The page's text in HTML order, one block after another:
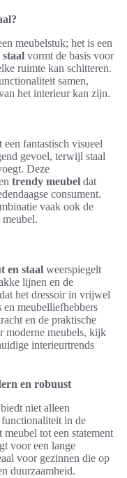
meubelstuk; het is een
vormt de basis voor
ruimte kan schitteren.
samen,
het interieur kan zijn.
een fantastisch visueel
gevoel, terwijl staal
Deze
trendy meubel dat
consument.
vaak ook de
en staal weerspiegelt
lijnen en de
het dressoir in vrijwel
meubelliefhebbers
en de praktische
moderne meubels, kijk
interieurtrends
en robuust
niet alleen
functionaliteit in de
tot een statement
voor een lange
voor gezinnen die op
duurzaamheid.